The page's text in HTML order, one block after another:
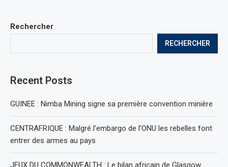
Rechercher
RECHERCHER
Recent Posts
GUINEE : Nimba Mining signe sa première convention minière
CENTRAFRIQUE : Malgré l’embargo de l’ONU les rebelles font
entrer des armes au pays
JEUX DU COMMONWEALTH : Le bilan africain de Glasgow